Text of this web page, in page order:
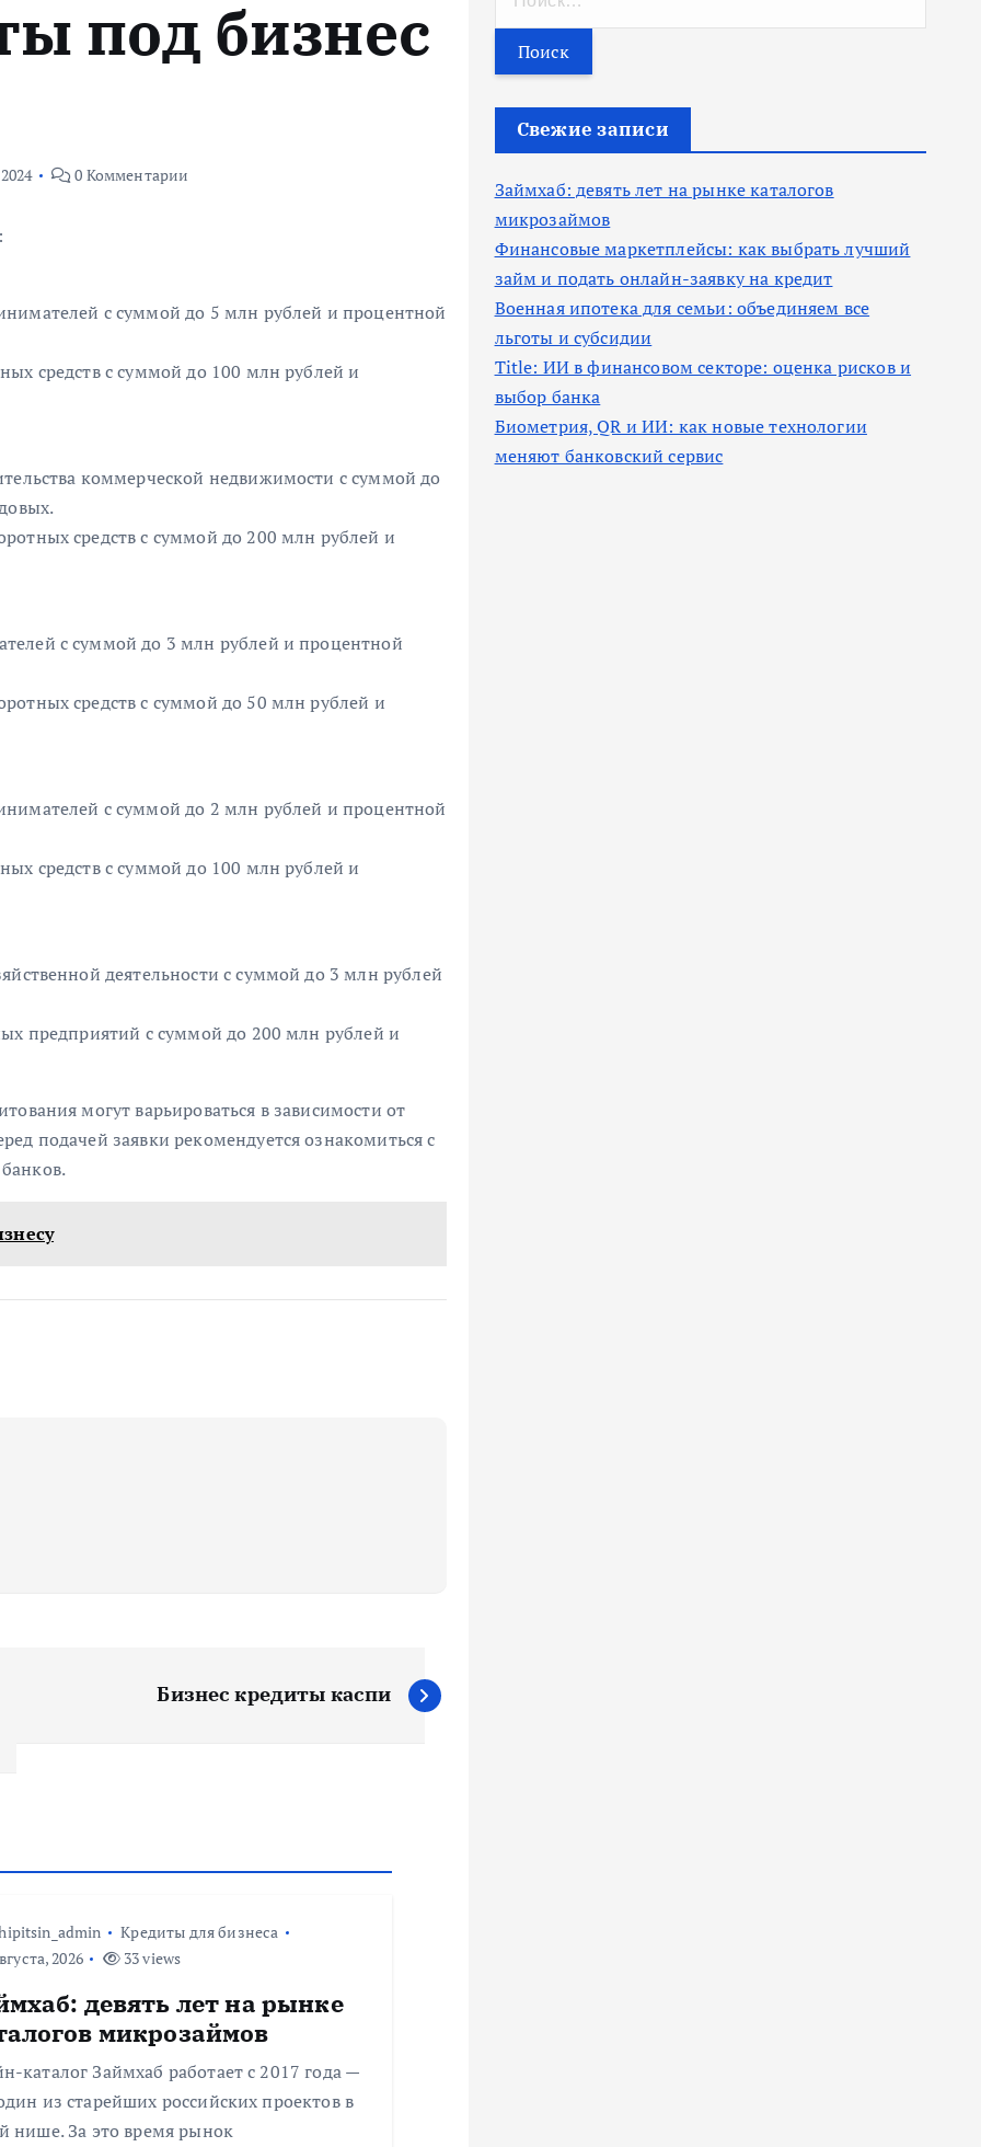
под бизнес
0 Комментарии
с суммой до 5 млн рублей и процентной
средств с суммой до 100 млн рублей и
коммерческой недвижимости с суммой до
средств с суммой до 200 млн рублей и
с суммой до 3 млн рублей и процентной
средств с суммой до 50 млн рублей и
с суммой до 2 млн рублей и процентной
средств с суммой до 100 млн рублей и
деятельности с суммой до 3 млн рублей
предприятий с суммой до 200 млн рублей и
могут варьироваться в зависимости от
подачей заявки рекомендуется ознакомиться с
Бизнес кредиты каспи
Кредиты для бизнеса
2026
33 views
девять лет на рынке
микрозаймов
каталог Займхаб работает с 2017 года —
из старейших российских проектов в
нише. За это время рынок
т
и
Свежие записи
Займхаб: девять лет на рынке каталогов
микрозаймов
Финансовые маркетплейсы: как выбрать лучший
займ и подать онлайн-заявку на кредит
Военная ипотека для семьи: объединяем все
льготы и субсидии
Title: ИИ в финансовом секторе: оценка рисков и
выбор банка
Биометрия, QR и ИИ: как новые технологии
меняют банковский сервис